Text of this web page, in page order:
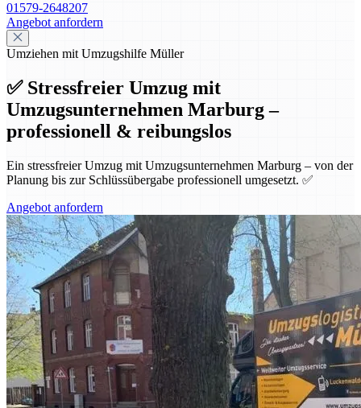
01579-2648207
Angebot anfordern
Umziehen mit Umzugshilfe Müller
✅ Stressfreier Umzug mit
Umzugsunternehmen Marburg –
professionell & reibungslos
Ein stressfreier Umzug mit Umzugsunternehmen Marburg – von der
Planung bis zur Schlüssübergabe professionell umgesetzt. ✅
Angebot anfordern